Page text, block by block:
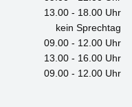
13.00 - 18.00 Uhr
kein Sprechtag
09.00 - 12.00 Uhr
13.00 - 16.00 Uhr
09.00 - 12.00 Uhr